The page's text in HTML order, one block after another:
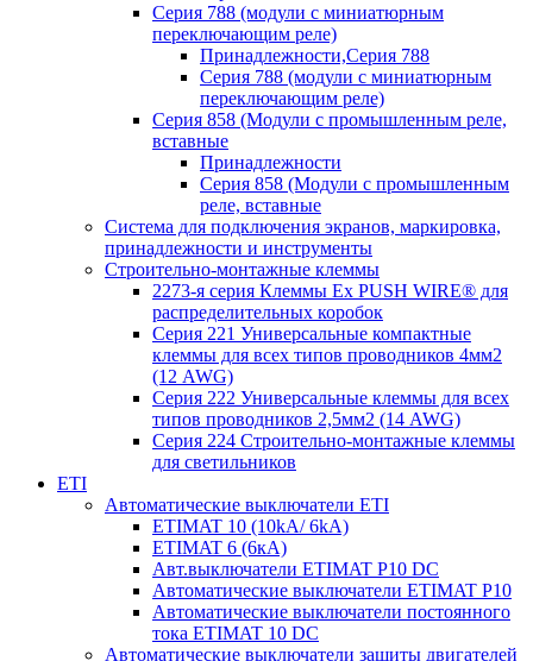
Серия 788 (модули с миниатюрным
переключающим реле)
Принадлежности,Серия 788
Серия 788 (модули с миниатюрным
переключающим реле)
Серия 858 (Модули с промышленным реле,
вставные
Принадлежности
Серия 858 (Модули с промышленным
реле, вставные
Система для подключения экранов, маркировка,
принадлежности и инструменты
Строительно-монтажные клеммы
2273-я серия Клеммы Ex PUSH WIRE® для
распределительных коробок
Серия 221 Универсальные компактные
клеммы для всех типов проводников 4мм2
(12 AWG)
Серия 222 Универсальные клеммы для всех
типов проводников 2,5мм2 (14 AWG)
Серия 224 Строительно-монтажные клеммы
для светильников
ETI
Автоматические выключатели ETI
ETIMAT 10 (10kA/ 6kA)
ETIMAT 6 (6кА)
Авт.выключатели ETIMAT P10 DC
Автоматические выключатели ETIMAT P10
Автоматические выключатели постоянного
тока ETIMAT 10 DC
Автоматические выключатели защиты двигателей